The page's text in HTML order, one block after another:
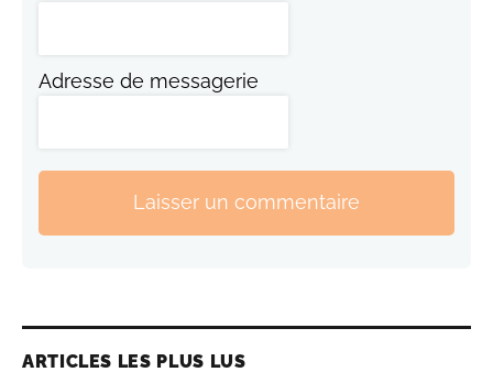
Adresse de messagerie
Laisser un commentaire
ARTICLES LES PLUS LUS